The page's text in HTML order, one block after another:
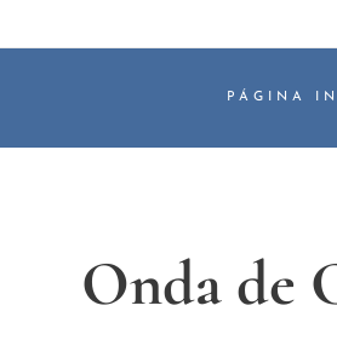
PÁGINA
Onda de